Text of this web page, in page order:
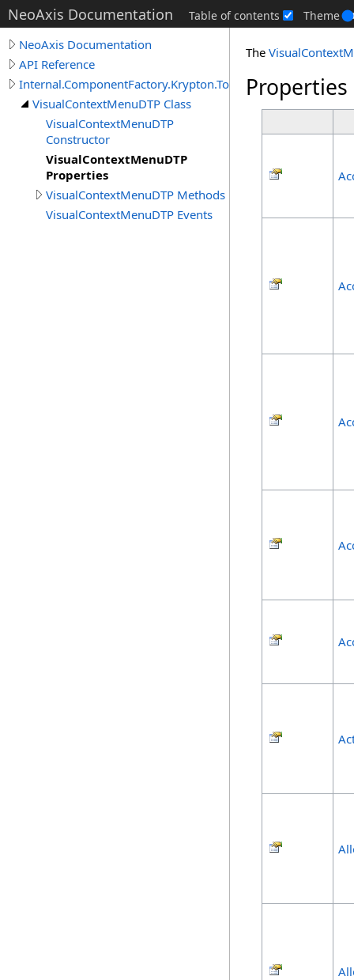
NeoAxis Documentation Table of contents Theme
NeoAxis Documentation
API Reference
Internal.ComponentFactory.Krypton.Toolkit
VisualContextMenuDTP Class
VisualContextMenuDTP
Constructor
VisualContextMenuDTP
Properties
VisualContextMenuDTP Methods
VisualContextMenuDTP Events
The
Properties